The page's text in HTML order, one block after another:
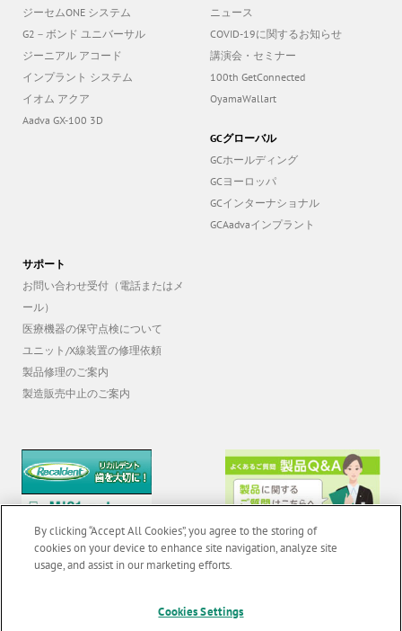
ジーセムONE システム
G2－ボンド ユニバーサル
ジーニアル アコード
インプラント システム
イオム アクア
ニュース
COVID-19に関するお知らせ
講演会・セミナー
OyamaWallart
GCグローバル
GCホールディング
GCヨーロッパ
GCインターナショナル
GCAadvaインプラント
サポート
お問い合わせ受付（電話またはメ
ール）
医療機器の保守点検について
ユニット/X線装置の修理依頼
製品修理のご案内
製造販売中止のご案内
無断転載禁止 | お問い合わせ
By clicking “Accept All Cookies”, you agree to the storing of
cookies on your device to enhance site navigation, analyze site
usage, and assist in our marketing efforts.
Cookies Settings